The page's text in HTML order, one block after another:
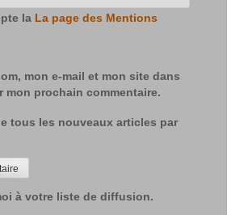
la La page des Mentions
mon e-mail et mon site dans
mon prochain commentaire.
tous les nouveaux articles par
à votre liste de diffusion.